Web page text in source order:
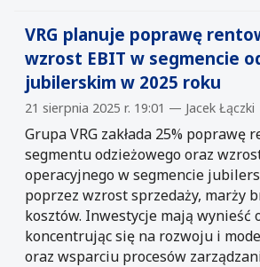
VRG planuje poprawę
wzrost EBIT w segmencie
jubilerskim w 2025 roku
21 sierpnia 2025 r. 19:01 — Jacek Łączki
Grupa VRG zakłada 25% poprawę
segmentu odzieżowego oraz
operacyjnego w segmencie
poprzez wzrost sprzedaży, marży
kosztów. Inwestycje mają wynieść
koncentrując się na rozwoju i
oraz wsparciu procesów